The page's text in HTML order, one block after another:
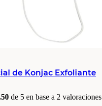
de Konjac Exfoliante
de 5 en base a 2 valoraciones